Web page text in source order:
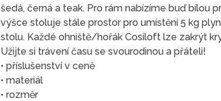
šedá, černá a teak. Pro rám nabízíme buď bílou
výšce stoluje stále prostor pro umístění 5 kg
stolu. Každé ohniště/hořák Cosiloft lze zakrýt
Užijte si trávení času se svourodinou a přáteli!
• příslušenství v ceně
• materiál
• rozměr